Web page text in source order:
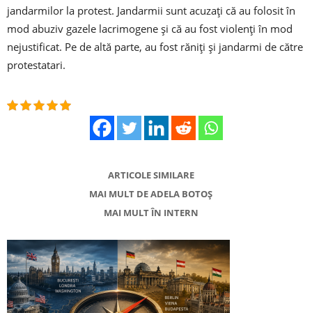
jandarmilor la protest. Jandarmii sunt acuzaţi că au folosit în
mod abuziv gazele lacrimogene şi că au fost violenţi în mod
nejustificat. Pe de altă parte, au fost răniţi şi jandarmi de către
protestatari.
ARTICOLE SIMILARE
MAI MULT DE ADELA BOTOȘ
MAI MULT ÎN INTERN